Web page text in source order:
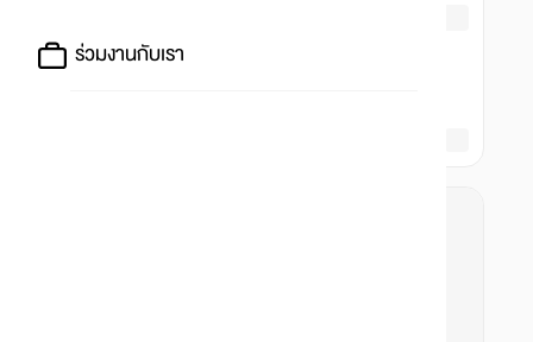
ร่วมงานกับเรา